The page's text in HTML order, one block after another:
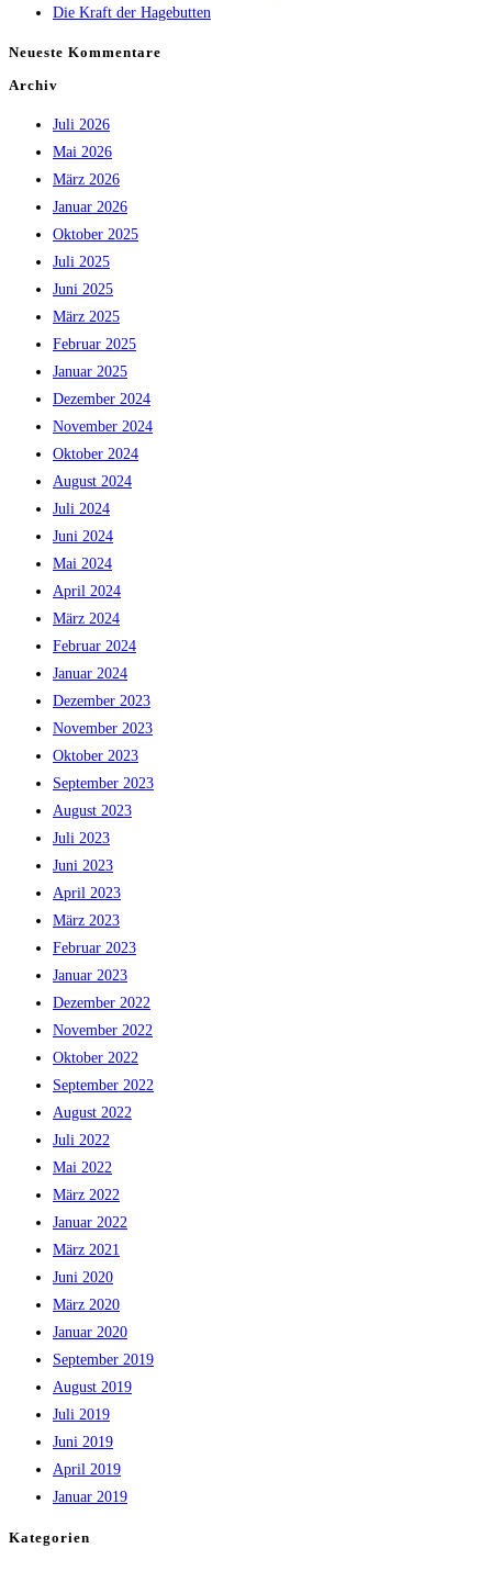
Die Kraft der Hagebutten
Neueste Kommentare
Archiv
Juli 2026
Mai 2026
März 2026
Januar 2026
Oktober 2025
Juli 2025
Juni 2025
März 2025
Februar 2025
Januar 2025
Dezember 2024
November 2024
Oktober 2024
August 2024
Juli 2024
Juni 2024
Mai 2024
April 2024
März 2024
Februar 2024
Januar 2024
Dezember 2023
November 2023
Oktober 2023
September 2023
August 2023
Juli 2023
Juni 2023
April 2023
März 2023
Februar 2023
Januar 2023
Dezember 2022
November 2022
Oktober 2022
September 2022
August 2022
Juli 2022
Mai 2022
März 2022
Januar 2022
März 2021
Juni 2020
März 2020
Januar 2020
September 2019
August 2019
Juli 2019
Juni 2019
April 2019
Januar 2019
Kategorien